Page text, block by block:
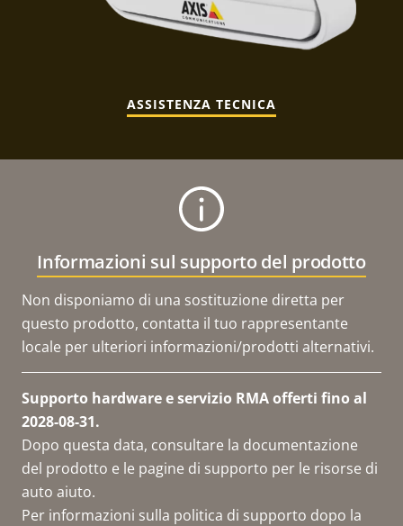
ASSISTENZA TECNICA
Informazioni sul supporto del prodotto
Non disponiamo di una sostituzione diretta per
questo prodotto, contatta il tuo rappresentante
locale per ulteriori informazioni/prodotti alternativi.
Supporto hardware e servizio RMA offerti fino al
2028-08-31.
Dopo questa data, consultare la documentazione
del prodotto e le pagine di supporto per le risorse di
auto aiuto.
Per informazioni sulla politica di supporto dopo la